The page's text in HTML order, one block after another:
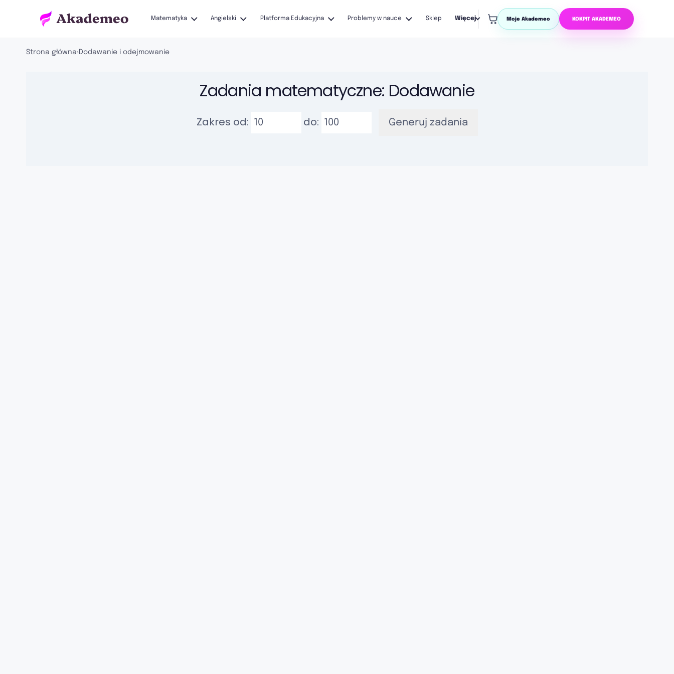
Matematyka Angielski Platforma Edukacyjna Problemy w nauce Sklep Więcej Moje Akademeo KOKPIT AKADEMEO
Strona główna› Dodawanie i odejmowanie
Zadania matematyczne: Dodawanie
Zakres od: do: Generuj zadania